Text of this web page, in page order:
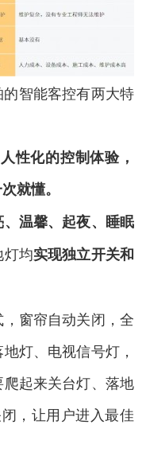
智能客控有两大特
性化的控制体验，
就懂。
、温馨、起夜、睡眠
均实现独立开关和
窗帘自动关闭，全
灯、电视信号灯，
起来关台灯、落地
，让用户进入最佳